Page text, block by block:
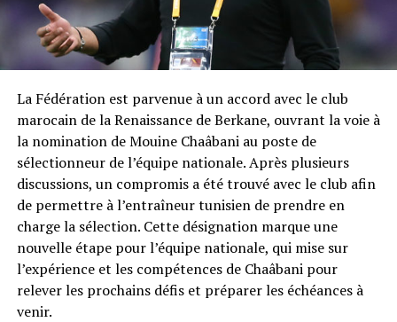
La Fédération est parvenue à un accord avec le club
marocain de la Renaissance de Berkane, ouvrant la voie à
la nomination de Mouine Chaâbani au poste de
sélectionneur de l’équipe nationale. Après plusieurs
discussions, un compromis a été trouvé avec le club afin
de permettre à l’entraîneur tunisien de prendre en
charge la sélection. Cette désignation marque une
nouvelle étape pour l’équipe nationale, qui mise sur
l’expérience et les compétences de Chaâbani pour
relever les prochains défis et préparer les échéances à
venir.